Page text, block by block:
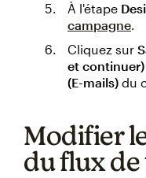
À l'étape
campagne.
Cliquez sur
et continuer)
(E-mails) du
Modifier
du flux